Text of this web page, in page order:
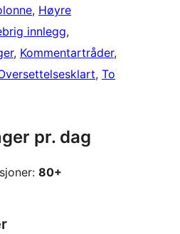
, Høyre
innlegg
, Kommentartråder
, To
pr. dag
80+